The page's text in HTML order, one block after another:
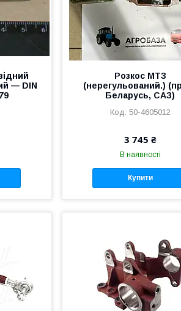
— DIN
Розкос МТЗ
(нерегульований.)
Беларусь, САЗ)
50-4605012
3 745 ₴
В наявності
Купити